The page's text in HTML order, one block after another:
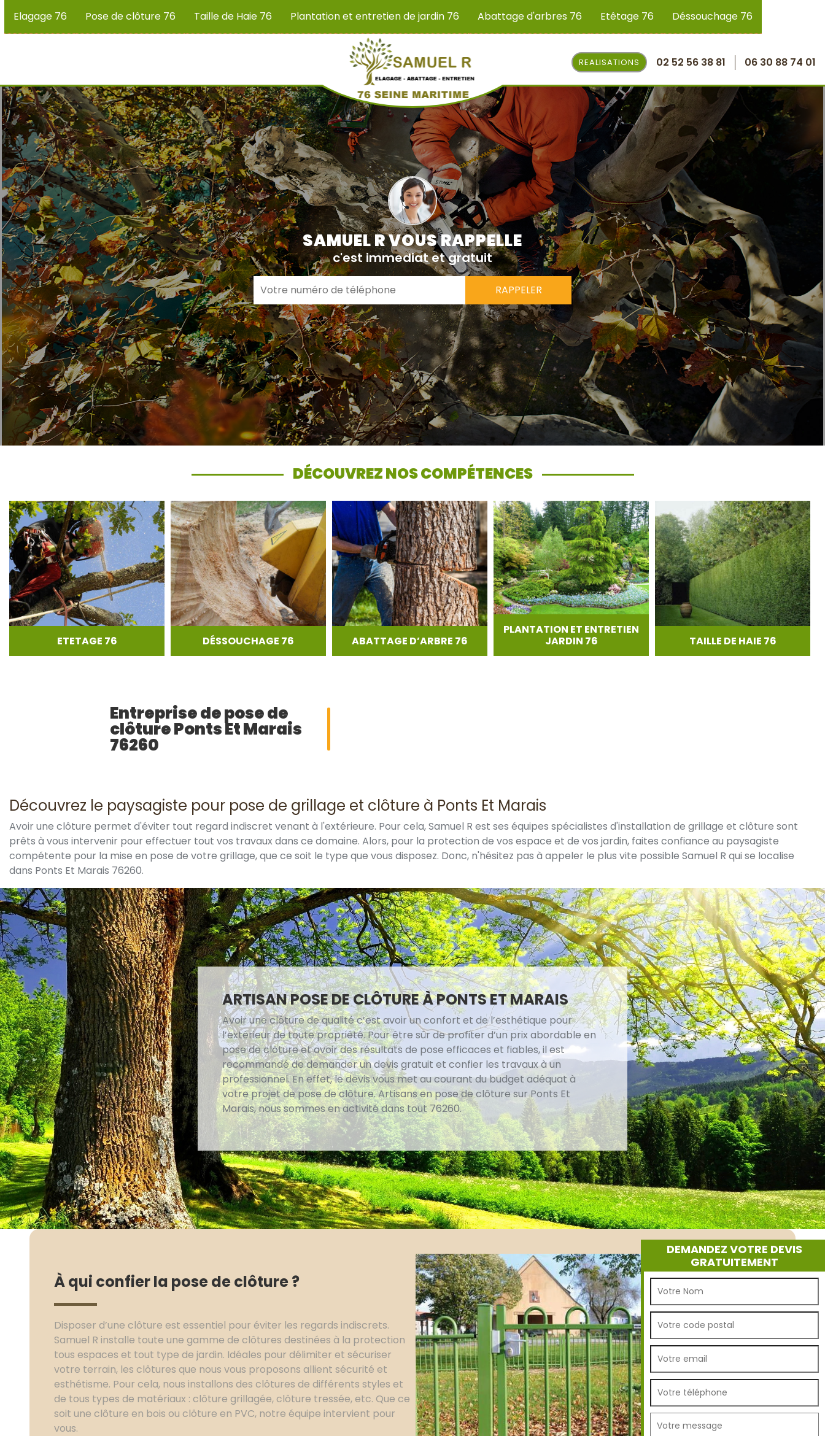
Elagage 76 Pose de clôture 76 Taille de Haie 76 Plantation et entretien de jardin 76 Abattage d'arbres 76 Etêtage 76 Déssouchage 76
REALISATIONS 02 52 56 38 81 06 30 88 74 01
SAMUEL R VOUS RAPPELLE
c'est immediat et gratuit
DÉCOUVREZ NOS COMPÉTENCES
ETETAGE 76 DÉSSOUCHAGE 76 ABATTAGE D’ARBRE 76
PLANTATION ET ENTRETIEN
JARDIN 76
TAILLE DE HAIE 76
DEMANDEZ VOTRE DEVIS
GRATUITEMENT
Entreprise de pose de
clôture Ponts Et Marais
76260
Découvrez le paysagiste pour pose de grillage et clôture à Ponts Et Marais
Avoir une clôture permet d'éviter tout regard indiscret venant à l'extérieure. Pour cela, Samuel R est ses équipes spécialistes d'installation de grillage et clôture sont
prêts à vous intervenir pour effectuer tout vos travaux dans ce domaine. Alors, pour la protection de vos espace et de vos jardin, faites confiance au paysagiste
compétente pour la mise en pose de votre grillage, que ce soit le type que vous disposez. Donc, n'hésitez pas à appeler le plus vite possible Samuel R qui se localise
dans Ponts Et Marais 76260.
ARTISAN POSE DE CLÔTURE À PONTS ET MARAIS
Avoir une clôture de qualité c’est avoir un confort et de l’esthétique pour
l’extérieur de toute propriété. Pour être sûr de profiter d’un prix abordable en
pose de clôture et avoir des résultats de pose efficaces et fiables, il est
recommandé de demander un devis gratuit et confier les travaux à un
professionnel. En effet, le devis vous met au courant du budget adéquat à
votre projet de pose de clôture. Artisans en pose de clôture sur Ponts Et
Marais, nous sommes en activité dans tout 76260.
À qui confier la pose de clôture ?
Disposer d’une clôture est essentiel pour éviter les regards indiscrets.
Samuel R installe toute une gamme de clôtures destinées à la protection
tous espaces et tout type de jardin. Idéales pour délimiter et sécuriser
votre terrain, les clôtures que nous vous proposons allient sécurité et
esthétisme. Pour cela, nous installons des clôtures de différents styles et
de tous types de matériaux : clôture grillagée, clôture tressée, etc. Que ce
soit une clôture en bois ou clôture en PVC, notre équipe intervient pour
vous.